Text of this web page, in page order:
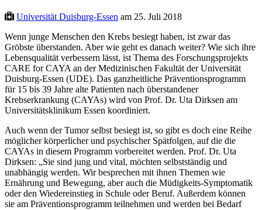
Universität Duisburg-Essen am 25. Juli 2018
Wenn junge Menschen den Krebs besiegt haben, ist zwar das
Gröbste überstanden. Aber wie geht es danach weiter? Wie sich ihre
Lebensqualität verbessern lässt, ist Thema des Forschungsprojekts
CARE for CAYA an der Medizinischen Fakultät der Universität
Duisburg-Essen (UDE). Das ganzheitliche Präventionsprogramm
für 15 bis 39 Jahre alte Patienten nach überstandener
Krebserkrankung (CAYAs) wird von Prof. Dr. Uta Dirksen am
Universitätsklinikum Essen koordiniert.
Auch wenn der Tumor selbst besiegt ist, so gibt es doch eine Reihe
möglicher körperlicher und psychischer Spätfolgen, auf die die
CAYAs in diesem Programm vorbereitet werden. Prof. Dr. Uta
Dirksen: „Sie sind jung und vital, möchten selbstständig und
unabhängig werden. Wir besprechen mit ihnen Themen wie
Ernährung und Bewegung, aber auch die Müdigkeits-Symptomatik
oder den Wiedereinstieg in Schule oder Beruf. Außerdem können
sie am Präventionsprogramm teilnehmen und werden bei Bedarf